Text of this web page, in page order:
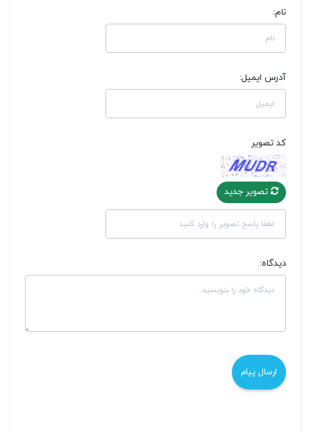
نام:
آدرس ایمیل:
کد تصویر
تصویر جدید
دیدگاه: